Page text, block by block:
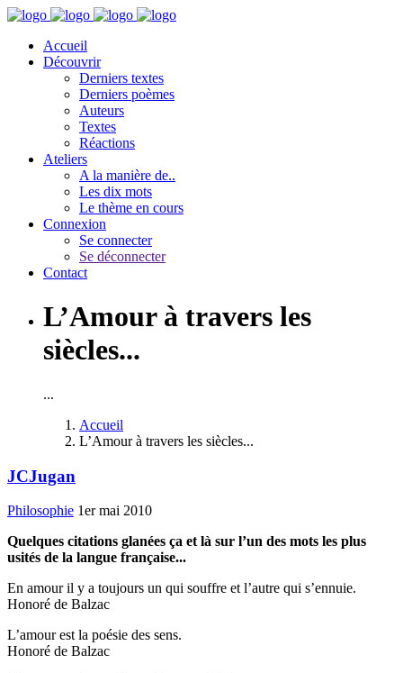
Accueil
Découvrir
Derniers textes
Derniers poèmes
Auteurs
Textes
Réactions
Ateliers
A la manière de..
Les dix mots
Le thème en cours
Connexion
Se connecter
Se déconnecter
Contact
L’Amour à travers les
siècles...
...
Accueil
L’Amour à travers les siècles...
JCJugan
Philosophie 1er mai 2010
Quelques citations glanées ça et là sur l’un des mots les plus
usités de la langue française...
En amour il y a toujours un qui souffre et l’autre qui s’ennuie.
Honoré de Balzac
L’amour est la poésie des sens.
Honoré de Balzac